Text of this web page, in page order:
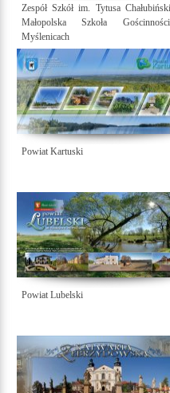
Zespół Szkół im. Tytusa
Małopolska Szkoła
Myślenicach
Powiat Kartuski
Powiat Lubelski